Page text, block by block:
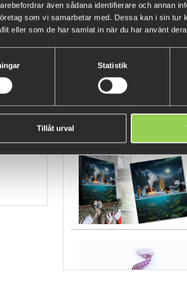
även sådana identifierare och annan
som vi samarbetar med. Dessa kan i sin tur
eller som de har samlat in när du har använt
Statistik
Tillåt urval
BESTSELLERS